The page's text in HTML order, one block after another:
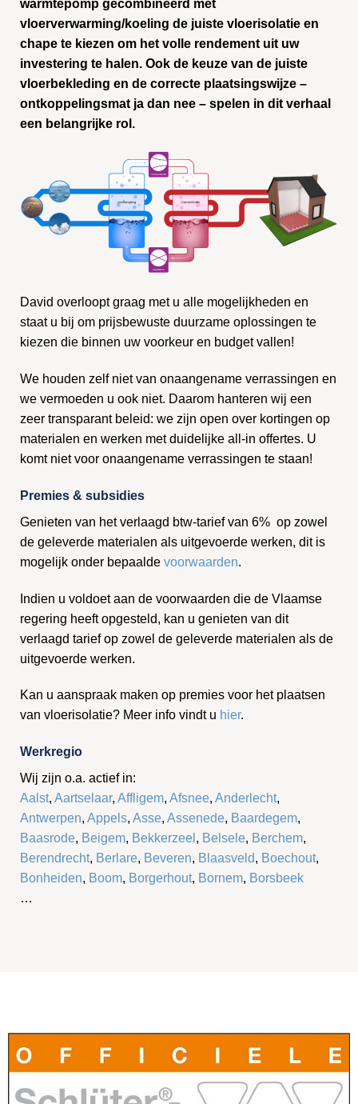
warmtepomp gecombineerd met
vloerverwarming/koeling de juiste vloerisolatie en
chape te kiezen om het volle rendement uit uw
investering te halen. Ook de keuze van de juiste
vloerbekleding en de correcte plaatsingswijze –
ontkoppelingsmat ja dan nee – spelen in dit verhaal
een belangrijke rol.
David overloopt graag met u alle mogelijkheden en
staat u bij om prijsbewuste duurzame oplossingen te
kiezen die binnen uw voorkeur en budget vallen!
We houden zelf niet van onaangename verrassingen en
we vermoeden u ook niet. Daarom hanteren wij een
zeer transparant beleid: we zijn open over kortingen op
materialen en werken met duidelijke all-in offertes. U
komt niet voor onaangename verrassingen te staan!
Premies & subsidies
Genieten van het verlaagd btw-tarief van 6% op zowel
de geleverde materialen als uitgevoerde werken, dit is
mogelijk onder bepaalde voorwaarden.
Indien u voldoet aan de voorwaarden die de Vlaamse
regering heeft opgesteld, kan u genieten van dit
verlaagd tarief op zowel de geleverde materialen als de
uitgevoerde werken.
Kan u aanspraak maken op premies voor het plaatsen
van vloerisolatie? Meer info vindt u hier.
Werkregio
Wij zijn o.a. actief in:
Aalst, Aartselaar, Affligem, Afsnee, Anderlecht,
Antwerpen, Appels, Asse, Assenede, Baardegem,
Baasrode, Beigem, Bekkerzeel , Belsele, Berchem,
Berendrecht, Berlare, Beveren, Blaasveld, Boechout,
Bonheiden, Boom, Borgerhout, Bornem, Borsbeek
…